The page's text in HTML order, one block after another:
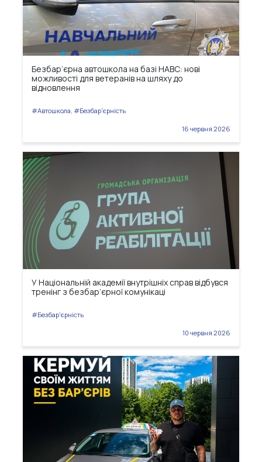
Безбар’єрна автошкола на базі НАВС: нові
можливості для ветеранів на шляху до
відновлення
#Автошкола, #Безбар'єрність
16 червня 2026
У Національній академії внутрішніх справ відбувся
тренінг з безбар’єрної комунікаці
#Безбар'єрність
10 червня 2026